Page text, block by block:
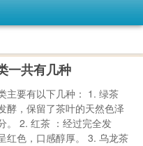
一共有几种
主要有以下几种： 1. 绿茶
酵，保留了茶叶的天然色泽
。 2. 红茶 ：经过完全发
红色，口感醇厚。 3. 乌龙茶